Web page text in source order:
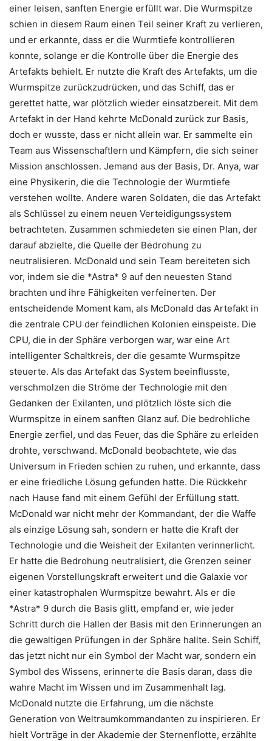
einer leisen, sanften Energie erfüllt war. Die Wurmspitze
schien in diesem Raum einen Teil seiner Kraft zu verlieren,
und er erkannte, dass er die Wurmtiefe kontrollieren
konnte, solange er die Kontrolle über die Energie des
Artefakts behielt. Er nutzte die Kraft des Artefakts, um die
Wurmspitze zurückzudrücken, und das Schiff, das er
gerettet hatte, war plötzlich wieder einsatzbereit. Mit dem
Artefakt in der Hand kehrte McDonald zurück zur Basis,
doch er wusste, dass er nicht allein war. Er sammelte ein
Team aus Wissenschaftlern und Kämpfern, die sich seiner
Mission anschlossen. Jemand aus der Basis, Dr. Anya, war
eine Physikerin, die die Technologie der Wurmtiefe
verstehen wollte. Andere waren Soldaten, die das Artefakt
als Schlüssel zu einem neuen Verteidigungssystem
betrachteten. Zusammen schmiedeten sie einen Plan, der
darauf abzielte, die Quelle der Bedrohung zu
neutralisieren. McDonald und sein Team bereiteten sich
vor, indem sie die *Astra* 9 auf den neuesten Stand
brachten und ihre Fähigkeiten verfeinerten. Der
entscheidende Moment kam, als McDonald das Artefakt in
die zentrale CPU der feindlichen Kolonien einspeiste. Die
CPU, die in der Sphäre verborgen war, war eine Art
intelligenter Schaltkreis, der die gesamte Wurmspitze
steuerte. Als das Artefakt das System beeinflusste,
verschmolzen die Ströme der Technologie mit den
Gedanken der Exilanten, und plötzlich löste sich die
Wurmspitze in einem sanften Glanz auf. Die bedrohliche
Energie zerfiel, und das Feuer, das die Sphäre zu erleiden
drohte, verschwand. McDonald beobachtete, wie das
Universum in Frieden schien zu ruhen, und erkannte, dass
er eine friedliche Lösung gefunden hatte. Die Rückkehr
nach Hause fand mit einem Gefühl der Erfüllung statt.
McDonald war nicht mehr der Kommandant, der die Waffe
als einzige Lösung sah, sondern er hatte die Kraft der
Technologie und die Weisheit der Exilanten verinnerlicht.
Er hatte die Bedrohung neutralisiert, die Grenzen seiner
eigenen Vorstellungskraft erweitert und die Galaxie vor
einer katastrophalen Wurmspitze bewahrt. Als er die
*Astra* 9 durch die Basis glitt, empfand er, wie jeder
Schritt durch die Hallen der Basis mit den Erinnerungen an
die gewaltigen Prüfungen in der Sphäre hallte. Sein Schiff,
das jetzt nicht nur ein Symbol der Macht war, sondern ein
Symbol des Wissens, erinnerte die Basis daran, dass die
wahre Macht im Wissen und im Zusammenhalt lag.
McDonald nutzte die Erfahrung, um die nächste
Generation von Weltraumkommandanten zu inspirieren. Er
hielt Vorträge in der Akademie der Sternenflotte, erzählte